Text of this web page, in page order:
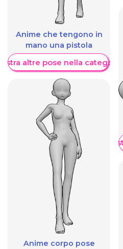
Anime che tengono in
mano una pistola
altre pose nella categoria
Anime corpo pose